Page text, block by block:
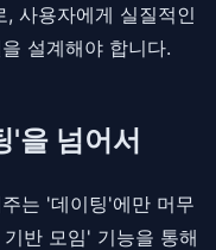
사용자에게 실질적인
설계해야 합니다.
'을 넘어서
는 '데이팅'에만 머무
반 모임' 기능을 통해